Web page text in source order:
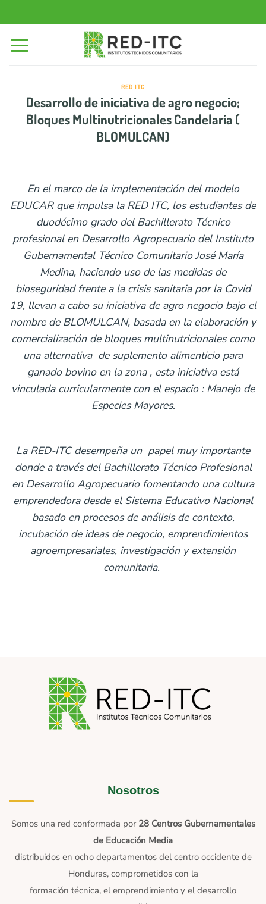
al
contenido
RED ITC
Desarrollo de iniciativa de agro negocio;
Bloques Multinutricionales Candelaria (
BLOMULCAN)
En el marco de la implementación del modelo
EDUCAR que impulsa la RED ITC, los estudiantes de
duodécimo grado del Bachillerato Técnico
profesional en Desarrollo Agropecuario del Instituto
Gubernamental Técnico Comunitario José María
Medina, haciendo uso de las medidas de
bioseguridad frente a la crisis sanitaria por la Covid
19, llevan a cabo su iniciativa de agro negocio bajo el
nombre de BLOMULCAN, basada en la elaboración y
comercialización de bloques multinutricionales como
una alternativa de suplemento alimenticio para
ganado bovino en la zona , esta iniciativa está
vinculada curricularmente con el espacio : Manejo de
Especies Mayores.
La RED-ITC desempeña un papel muy importante
donde a través del Bachillerato Técnico Profesional
en Desarrollo Agropecuario fomentando una cultura
emprendedora desde el Sistema Educativo Nacional
basado en procesos de análisis de contexto,
incubación de ideas de negocio, emprendimientos
agroempresariales, investigación y extensión
comunitaria.
Nosotros
Somos una red conformada por 28 Centros Gubernamentales
de Educación Media
distribuidos en ocho departamentos del centro occidente de
Honduras, comprometidos con la
formación técnica, el emprendimiento y el desarrollo